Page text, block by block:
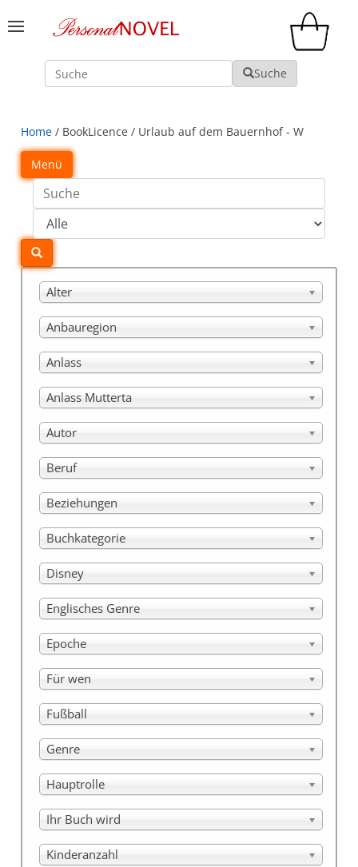
Suche Suche
Home / BookLicence / Urlaub auf dem Bauernhof - W
Menü
Alter
Anbauregion
Anlass
Anlass Mutterta
Autor
Beruf
Beziehungen
Buchkategorie
Disney
Englisches Genre
Epoche
Für wen
Fußball
Genre
Hauptrolle
Ihr Buch wird
Kinderanzahl